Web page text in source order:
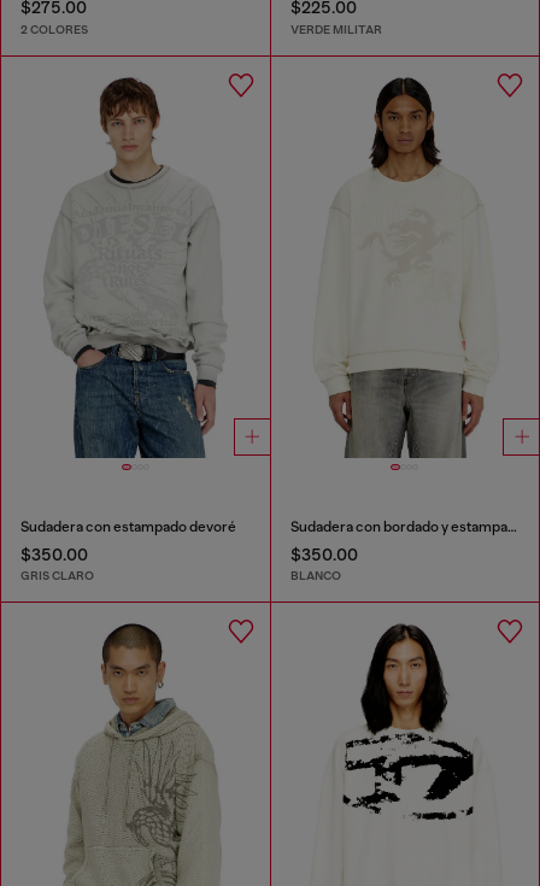
$275.00
2 COLORES
$225.00
VERDE MILITAR
Sudadera con estampado devoré
$350.00
GRIS CLARO
Sudadera con bordado y estampado
$350.00
BLANCO